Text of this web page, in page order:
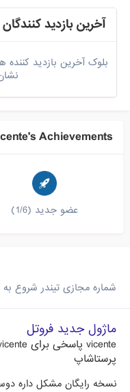
آخرین بازدید کنندگان
بلوک آخرین بازدید کننده
Achievements
عضو جدید (1/6)
شماره مجازی تیندر شروع به
ماژول جدید فروتل
vicente پاسخی برای
پرستاشاپ
نسخه رایگان مشکل داره